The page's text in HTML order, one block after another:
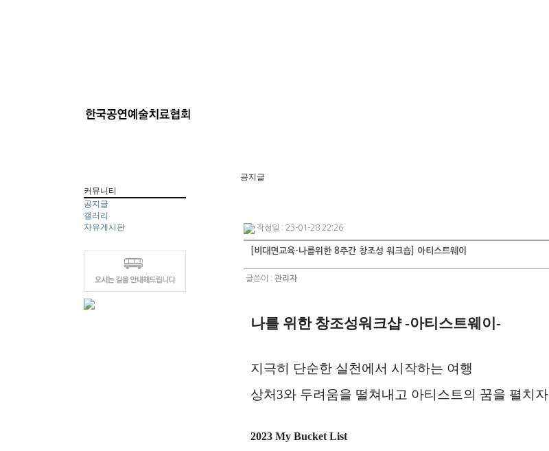
커뮤니티
공지글
갤러리
자유게시판
공지글
작성일 : 23-01-28 22:26
[비대면교육-나를위한 8주간 창조성 워크숍] 아티스트웨이
글쓴이 : 관리자
나를 위한 창조성워크샵-아티스트웨이 -
지극히 단순한 실천에서 시작하는 여행
상처 3와 두려움을 떨쳐내고 아티스트의 꿈을 펼치자
2023 My Bucket List